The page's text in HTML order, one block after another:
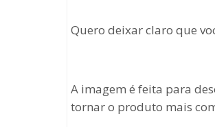
Quero deixar claro que
A imagem é feita para
tornar o produto mais